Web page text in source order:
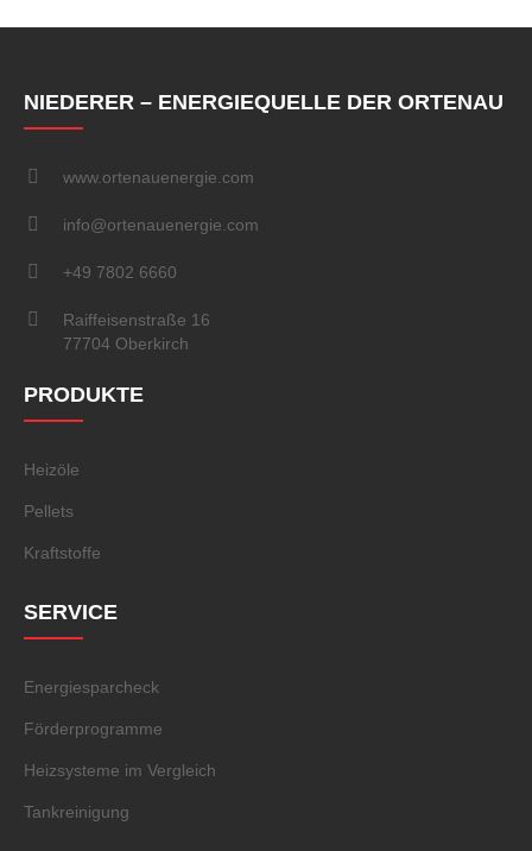
NIEDERER – ENERGIEQUELLE DER ORTENAU
www.ortenauenergie.com
info@ortenauenergie.com
+49 7802 6660
Raiffeisenstraße 16
77704 Oberkirch
PRODUKTE
Heizöle
Pellets
Kraftstoffe
SERVICE
Energiesparcheck
Förderprogramme
Heizsysteme im Vergleich
Tankreinigung